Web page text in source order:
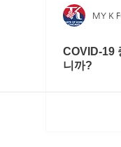
MY K
COVID-19
니까?